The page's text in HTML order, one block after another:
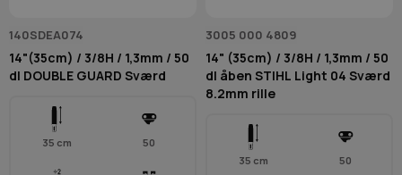
140SDEA074
14"(35cm) / 3/8H / 1,3mm / 50
dl DOUBLE GUARD Sværd
35 cm 50
3005 000 4809
14" (35cm) / 3/8H / 1,3mm / 50
dl åben STIHL Light 04 Sværd
8.2mm rille
35 cm 50